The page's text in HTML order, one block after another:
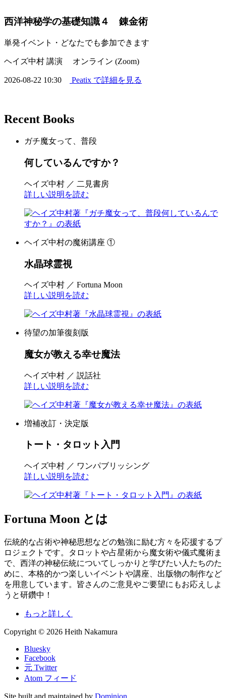
西洋神秘学の基礎知識４ 錬金術
単発イベント・どなたでも参加できます
ヘイズ中村 講演 オンライン (Zoom)
2026-08-22 10:30 Peatix で詳細を見る
Recent Books
ガチ魔女って、普段
何しているんですか？
ヘイズ中村 ／ 二見書房
詳しい説明を読む
ヘイズ中村の魔術講座 ①
水晶球霊視
ヘイズ中村 ／ Fortuna Moon
詳しい説明を読む
待望の加筆復刻版
魔女が教える幸せ魔法
ヘイズ中村 ／ 説話社
詳しい説明を読む
増補改訂・決定版
トート・タロット入門
ヘイズ中村 ／ ワンパブリッシング
詳しい説明を読む
Fortuna Moon とは
伝統的な占術や神秘思想などの勉強に励む方々を応援するプ
ロジェクトです。タロットや占星術から魔女術や儀式魔術ま
で、西洋の神秘伝統についてしっかりと学びたい人たちのた
めに、本格的かつ楽しいイベントや講座、出版物の制作など
を用意しています。皆さんのご意見やご要望にもお応えしよ
うと研鑽中！
もっと詳しく
Copyright © 2026 Heith Nakamura
Bluesky
Facebook
元 Twitter
Atom フィード
Site built and maintained by Dominion